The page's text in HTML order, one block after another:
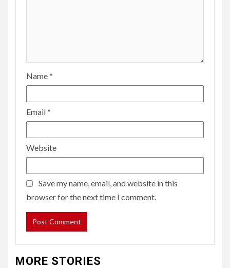
Name*
Email*
Website
Save my name, email, and website in this
browser for the next time I comment.
MORE STORIES